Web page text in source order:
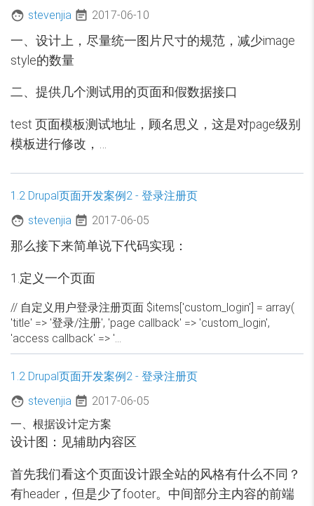
stevenjia
2017-06-10
一、设计上，尽量统一图片尺寸的规范，减少image
style的数量
二、提供几个测试用的页面和假数据接口
test 页面模板测试地址，顾名思义，这是对page级别
模板进行修改，…
1.2 Drupal页面开发案例2 - 登录注册页
stevenjia
2017-06-05
那么接下来简单说下代码实现：
1.定义一个页面
// 自定义用户登录注册页面 $items['custom_login'] = array(
'title' => '登录/注册', 'page callback' => 'custom_login',
'access callback' => '…
1.2 Drupal页面开发案例2 - 登录注册页
stevenjia
2017-06-05
一、根据设计定方案
设计图：见辅助内容区
首先我们看这个页面设计跟全站的风格有什么不同？
有header，但是少了footer。中间部分主内容的前端